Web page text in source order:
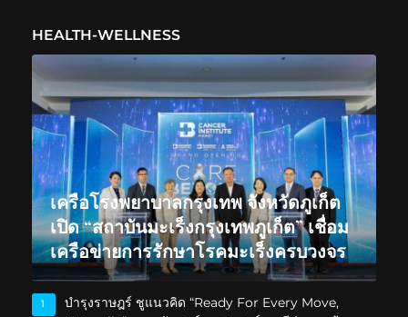
HEALTH-WELLNESS
เครือโรงพยาบาลกรุงเทพ จังหวัดภูเก็ต
เปิด “สถาบันมะเร็งกรุงเทพภูเก็ต” เชื่อม
เครือข่ายการรักษาโรคมะเร็งครบวงจร
1
บำรุงราษฎร์ ชูแนวคิด “Ready For Every Move,